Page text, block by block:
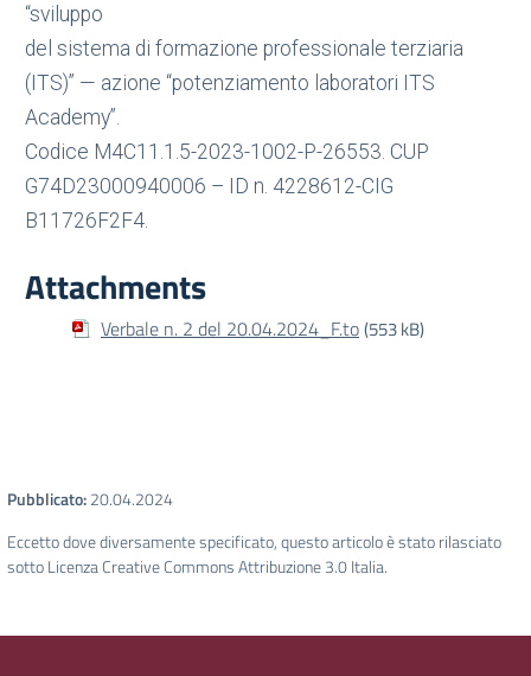
“sviluppo
del sistema di formazione professionale terziaria
(ITS)” — azione “potenziamento laboratori ITS
Academy”.
Codice M4C11.1.5-2023-1002-P-26553. CUP
G74D23000940006 – ID n. 4228612-CIG
B11726F2F4.
Attachments
Verbale n. 2 del 20.04.2024_F.to(553 kB)
Pubblicato:20.04.2024
Eccetto dove diversamente specificato, questo articolo è stato rilasciato
sotto Licenza Creative Commons Attribuzione 3.0 Italia.